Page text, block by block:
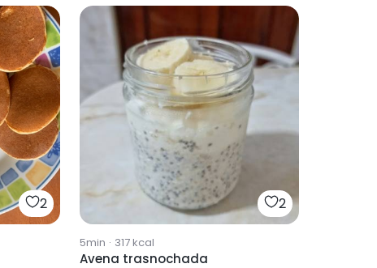
2 2
5min · 317kcal
Avena trasnochada